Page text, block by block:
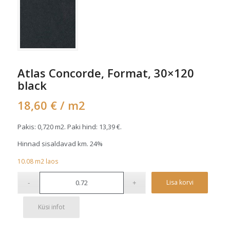
Atlas Concorde, Format, 30×120
black
18,60 € / m2
Pakis: 0,720 m2. Paki hind: 13,39€.
Hinnad sisaldavad km. 24%
10.08 m2laos
Lisa korvi
Küsi infot